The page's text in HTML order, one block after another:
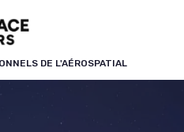
DE L'AÉROSPATIAL